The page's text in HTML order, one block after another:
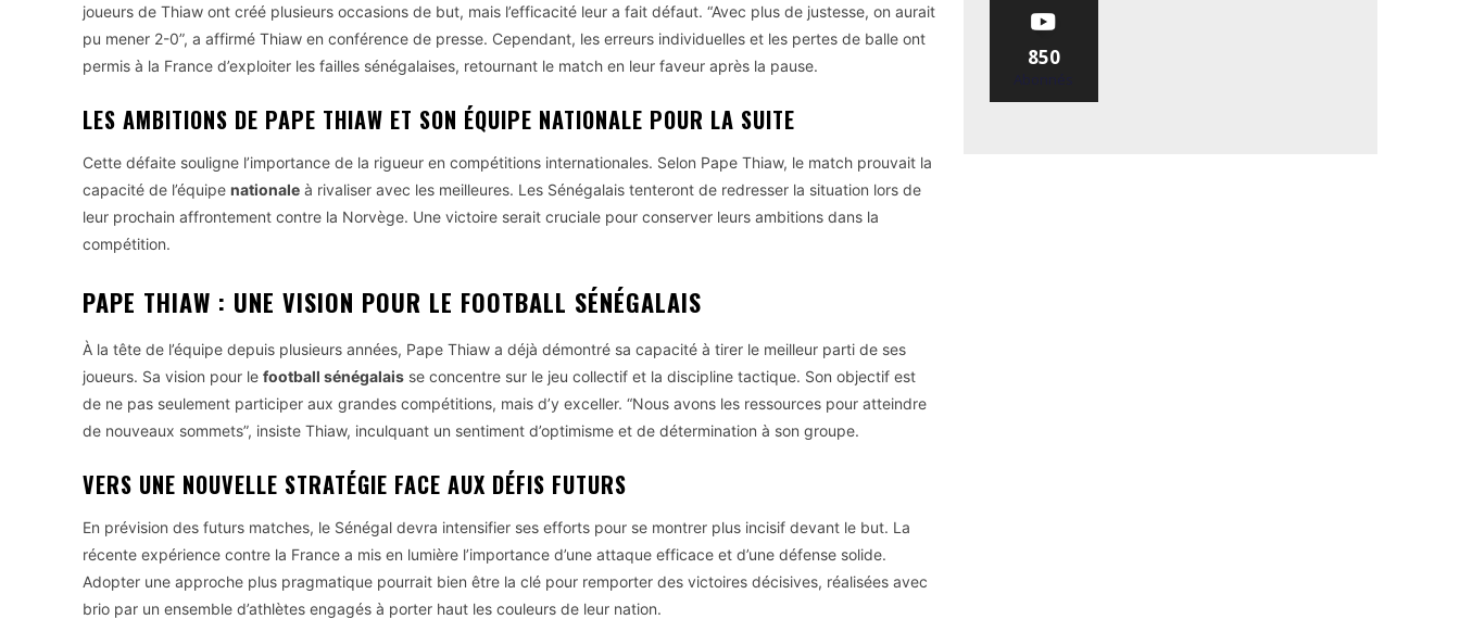
joueurs de Thiaw ont créé plusieurs occasions de but, mais l’efficacité leur a fait défaut. “Avec plus de justesse, on aurait
pu mener 2-0”, a affirmé Thiaw en conférence de presse. Cependant, les erreurs individuelles et les pertes de balle ont
permis à la France d’exploiter les failles sénégalaises, retournant le match en leur faveur après la pause.
LES AMBITIONS DE PAPE THIAW ET SON ÉQUIPE NATIONALE POUR LA SUITE
Cette défaite souligne l’importance de la rigueur en compétitions internationales. Selon Pape Thiaw, le match prouvait la
capacité de l’équipe nationale à rivaliser avec les meilleures. Les Sénégalais tenteront de redresser la situation lors de
leur prochain affrontement contre la Norvège. Une victoire serait cruciale pour conserver leurs ambitions dans la
compétition.
PAPE THIAW : UNE VISION POUR LE FOOTBALL SÉNÉGALAIS
À la tête de l’équipe depuis plusieurs années, Pape Thiaw a déjà démontré sa capacité à tirer le meilleur parti de ses
joueurs. Sa vision pour le football sénégalais se concentre sur le jeu collectif et la discipline tactique. Son objectif est
de ne pas seulement participer aux grandes compétitions, mais d’y exceller. “Nous avons les ressources pour atteindre
de nouveaux sommets”, insiste Thiaw, inculquant un sentiment d’optimisme et de détermination à son groupe.
VERS UNE NOUVELLE STRATÉGIE FACE AUX DÉFIS FUTURS
En prévision des futurs matches, le Sénégal devra intensifier ses efforts pour se montrer plus incisif devant le but. La
récente expérience contre la France a mis en lumière l’importance d’une attaque efficace et d’une défense solide.
Adopter une approche plus pragmatique pourrait bien être la clé pour remporter des victoires décisives, réalisées avec
brio par un ensemble d’athlètes engagés à porter haut les couleurs de leur nation.
850
Abonnés